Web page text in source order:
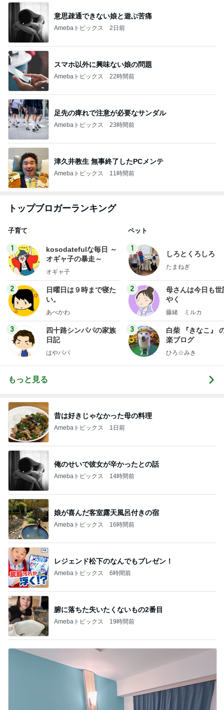
意思疎通できない娘と遊ぶ苦痛
Amebaトピックス 2日前
スマホ以外に興味ない娘の問題
Amebaトピックス 22時間前
足先の痺れで注意が必要なサンダル
Amebaトピックス 23時間前
津久井教生 無事終了したPCメンテ
Amebaトピックス 11時間前
トップブロガーランキング
子育て
1
kosodatefulな毎日 ～
オギャ子の暴走～
オギャ子
2
日曜日は９時まで寝た
い。
あべかわ
3
四十路シンパパの家族
日記
はやパパ
ペット
1
しろとくろしろ
たまねぎ
2
母さんは今日も世
やく
藤緒 ミルカ
3
白柴 『きなこ』
楽ブログ
ひろ☆みき
もっと見る
昔は好きじゃなかった母の料理
Amebaトピックス 1日前
俺のせいで彼女が辛かったとの話
Amebaトピックス 14時間前
娘が喜んだ客室露天風呂付きの宿
Amebaトピックス 16時間前
レジェンド松下のなんでもプレゼン！
Amebaトピックス 6時間前
腑に落ちた失いたくないもの2番目
Amebaトピックス 19時間前